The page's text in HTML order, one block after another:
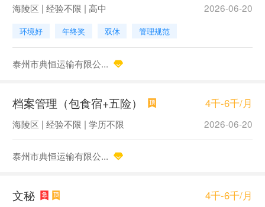
海陵区 | 经验不限 | 高中 2026-06-20
环境好 年终奖 双休 管理规范
泰州市典恒运输有限公...
档案管理（包食宿+五险） 4千-6千/月
海陵区 | 经验不限 | 学历不限 2026-06-20
泰州市典恒运输有限公...
文秘 4千-6千/月